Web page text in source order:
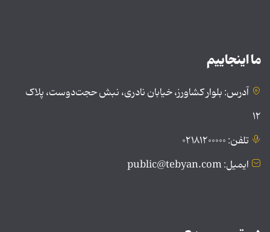
ما اینجاییم
آدرس: بلوار کشاورز، خیابان نادری، نبش حجت‌دوست، پلاک
۱۲
تلفن: ۰۲۱۸۱۲۰۰۰۰۰
ایمیل: public@tebyan.com